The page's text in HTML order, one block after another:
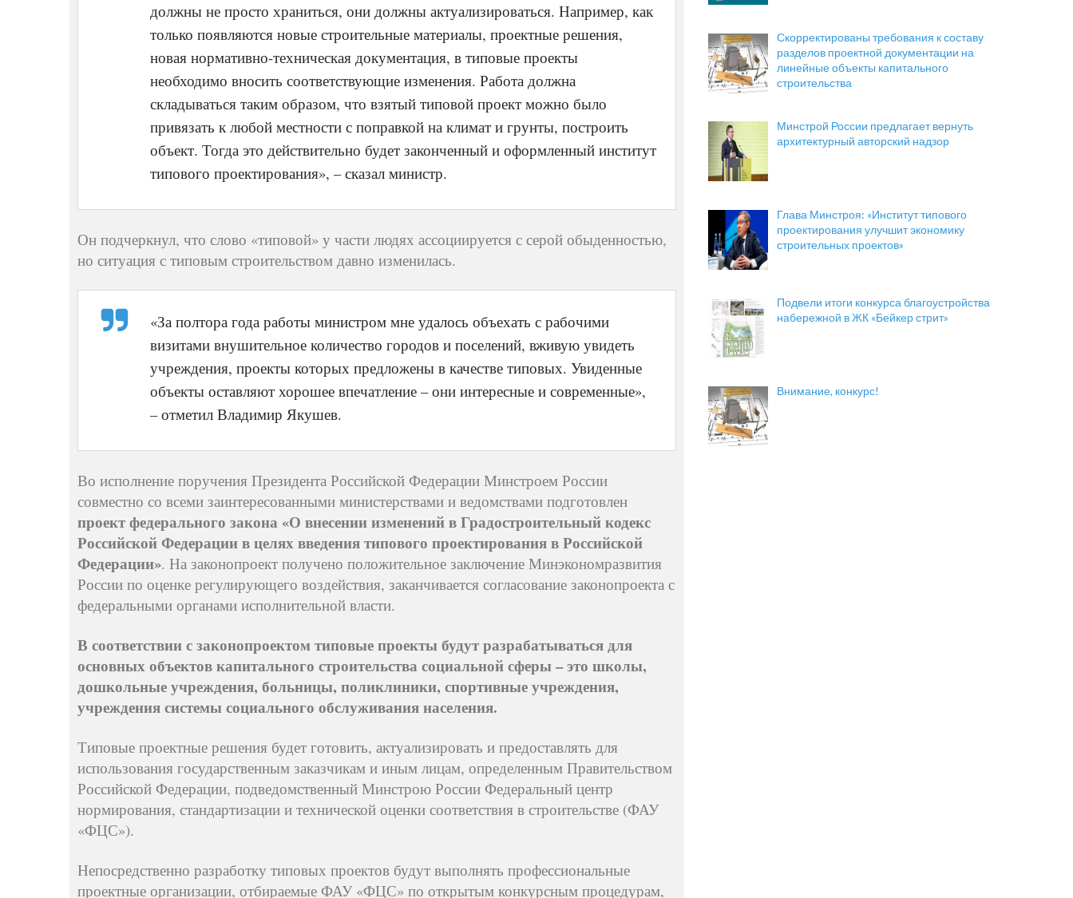
должны не просто храниться, они должны актуализироваться. Например, как
только появляются новые строительные материалы, проектные решения,
новая нормативно-техническая документация, в типовые проекты
необходимо вносить соответствующие изменения. Работа должна
складываться таким образом, что взятый типовой проект можно было
привязать к любой местности с поправкой на климат и грунты, построить
объект. Тогда это действительно будет законченный и оформленный институт
типового проектирования», – сказал министр.
Он подчеркнул, что слово «типовой» у части людях ассоциируется с серой обыденностью,
но ситуация с типовым строительством давно изменилась.
«За полтора года работы министром мне удалось объехать с рабочими
визитами внушительное количество городов и поселений, вживую увидеть
учреждения, проекты которых предложены в качестве типовых. Увиденные
объекты оставляют хорошее впечатление – они интересные и современные»,
– отметил Владимир Якушев.
Во исполнение поручения Президента Российской Федерации Минстроем России
совместно со всеми заинтересованными министерствами и ведомствами подготовлен
проект федерального закона «О внесении изменений в Градостроительный кодекс
Российской Федерации в целях введения типового проектирования в Российской
Федерации». На законопроект получено положительное заключение Минэкономразвития
России по оценке регулирующего воздействия, заканчивается согласование законопроекта с
федеральными органами исполнительной власти.
В соответствии с законопроектом типовые проекты будут разрабатываться для
основных объектов капитального строительства социальной сферы – это школы,
дошкольные учреждения, больницы, поликлиники, спортивные учреждения,
учреждения системы социального обслуживания населения.
Типовые проектные решения будет готовить, актуализировать и предоставлять для
использования государственным заказчикам и иным лицам, определенным Правительством
Российской Федерации, подведомственный Минстрою России Федеральный центр
нормирования, стандартизации и технической оценки соответствия в строительстве (ФАУ
«ФЦС»).
Непосредственно разработку типовых проектов будут выполнять профессиональные
проектные организации, отбираемые ФАУ «ФЦС» по открытым конкурсным процедурам,
Скорректированы требования к составу
разделов проектной документации на
линейные объекты капитального
строительства
Минстрой России предлагает вернуть
архитектурный авторский надзор
Глава Минстроя: «Институт типового
проектирования улучшит экономику
строительных проектов»
Подвели итоги конкурса благоустройства
набережной в ЖК «Бейкер стрит»
Внимание, конкурс!